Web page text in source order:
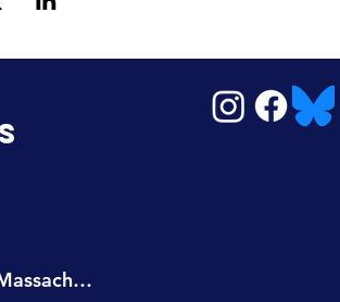
Legislatura de Massachusetts